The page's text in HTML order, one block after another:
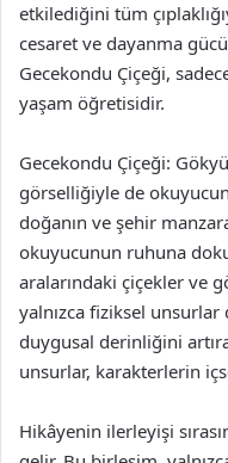
etkilediğini tüm
cesaret ve dayanma
Gecekondu Çiçeği,
yaşam öğretisidir.
Gecekondu Çiçeği:
görselliğiyle de
doğanın ve şehir
okuyucunun ruhuna
aralarındaki çiçekler ve
yalnızca fiziksel
duygusal derinliğini
unsurlar, karakterlerin
Hikâyenin ilerleyişi